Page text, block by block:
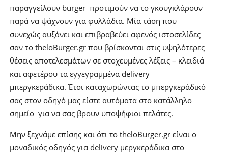
παραγγείλουν burger προτιμούν να το γκουγκλάρουν
παρά να ψάχνουν για φυλλάδια. Μία τάση που
συνεχώς αυξάνει και επιβραβεύει αφενός ιστοσελίδες
σαν το theloBurger.gr που βρίσκονται στις υψηλότερες
θέσεις αποτελεσμάτων σε στοχευμένες λέξεις – κλειδιά
και αφετέρου τα εγγεγραμμένα delivery
μπεργκεράδικα. Έτσι καταχωρώντας το μπεργκεράδικό
σας στον οδηγό μας είστε αυτόματα στο κατάλληλο
σημείο για να σας βρουν υποψήφιοι πελάτες.
Μην ξεχνάμε επίσης και ότι το theloBurger.gr είναι ο
μοναδικός οδηγός για delivery μεργκεράδικα στο